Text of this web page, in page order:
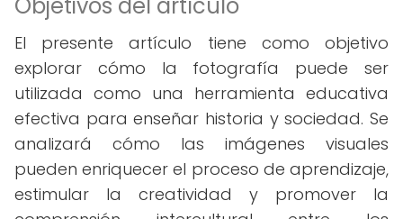
El presente artículo tiene como objetivo
explorar cómo la fotografía puede ser
utilizada como una herramienta educativa
efectiva para enseñar historia y sociedad. Se
analizará cómo las imágenes visuales
pueden enriquecer el proceso de aprendizaje,
estimular la creatividad y promover la